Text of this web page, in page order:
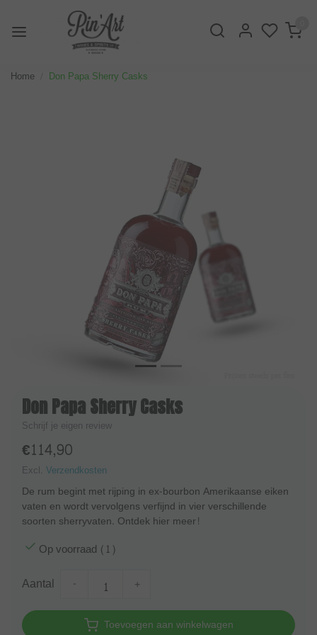
Home Don Papa Sherry Casks
Don Papa Sherry Casks
Schrijf je eigen review
€114,90
Excl. Verzendkosten
De rum begint met rijping in ex-bourbon Amerikaanse eiken
vaten en wordt vervolgens verfijnd in vier verschillende
soorten sherryvaten. Ontdek hier meer!
Op voorraad (1)
Aantal +
Toevoegen aan winkelwagen